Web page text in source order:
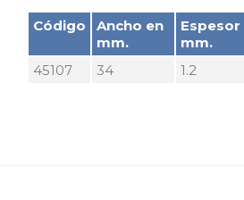
Código
Ancho en
mm.
Espesor
mm.
45107
34 1.2